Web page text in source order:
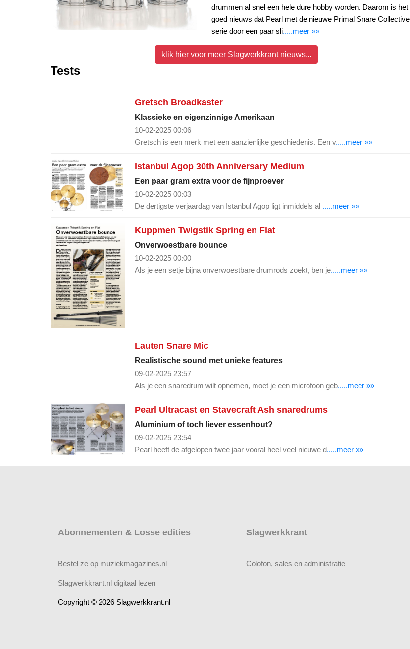
drummen al snel een hele dure hobby worden. Daarom is het
goed nieuws dat Pearl met de nieuwe Primal Snare Collective
serie door een paar sli.....meer »»
klik hier voor meer Slagwerkkrant nieuws...
Tests
Gretsch Broadkaster
Klassieke en eigenzinnige Amerikaan
10-02-2025 00:06
Gretsch is een merk met een aanzienlijke geschiedenis. Een v.....meer »»
Istanbul Agop 30th Anniversary Medium
Een paar gram extra voor de fijnproever
10-02-2025 00:03
De dertigste verjaardag van Istanbul Agop ligt inmiddels al .....meer »»
Kuppmen Twigstik Spring en Flat
Onverwoestbare bounce
10-02-2025 00:00
Als je een setje bijna onverwoestbare drumrods zoekt, ben je.....meer »»
Lauten Snare Mic
Realistische sound met unieke features
09-02-2025 23:57
Als je een snaredrum wilt opnemen, moet je een microfoon geb.....meer »»
Pearl Ultracast en Stavecraft Ash snaredrums
Aluminium of toch liever essenhout?
09-02-2025 23:54
Pearl heeft de afgelopen twee jaar vooral heel veel nieuwe d.....meer »»
Abonnementen & Losse edities
Bestel ze op muziekmagazines.nl
Slagwerkkrant.nl digitaal lezen
Slagwerkkrant
Colofon, sales en administratie
Copyright © 2026 Slagwerkkrant.nl